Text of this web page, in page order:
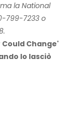
la National
799-7233 o
Could Change'
lo lasciò